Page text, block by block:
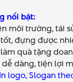
nổi bật:
môi trường, tái
đựng được
quà tặng
dàng, tiện lợi
logo, Slogan